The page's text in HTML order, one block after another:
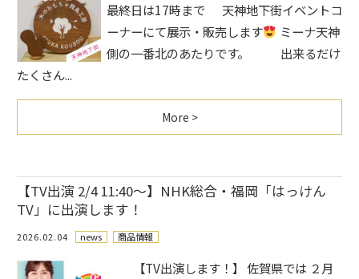
最終日は17時まで 天神地下街イベントコ
ーナーにて展示・販売します
ミーナ天神
側の一番北のあたりです。 出来るだけ
たくさん...
More >
【TV出演 2/4 11:40～】NHK総合・福岡「はっけん
TV」に出演します！
2026.02.04 news 商品情報
【TV出演します！】 佐賀県では ２月